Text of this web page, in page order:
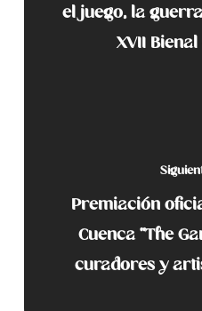
el juego, la
XVII
Premiación
Cuenca “The
curadores y